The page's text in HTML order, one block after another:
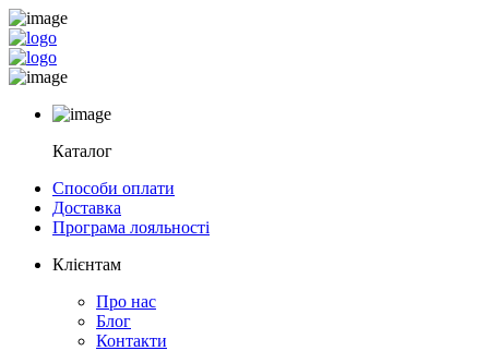
Каталог
Способи оплати
Доставка
Програма лояльності
Клієнтам
Про нас
Блог
Контакти